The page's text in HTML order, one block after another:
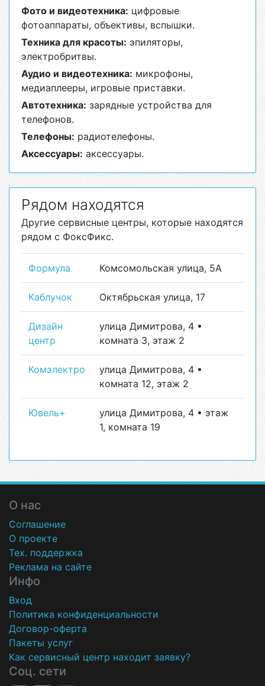
Фото и видеотехника: цифровые
фотоаппараты, объективы, вспышки.
Техника для красоты: эпиляторы,
электробритвы.
Аудио и видеотехника: микрофоны,
медиаплееры, игровые приставки.
Автотехника: зарядные устройства для
телефонов.
Телефоны: радиотелефоны.
Аксессуары: аксессуары.
Рядом находятся
Другие сервисные центры, которые находятся
рядом с ФоксФикс.
Формула Комсомольская улица, 5А
Каблучок Октябрьская улица, 17
Дизайн
центр
улица Димитрова, 4 •
комната 3, этаж 2
Комэлектро
улица Димитрова, 4 •
комната 12, этаж 2
Ювель+
улица Димитрова, 4 • этаж
1, комната 19
О нас
Соглашение
О проекте
Тех. поддержка
Реклама на сайте
Инфо
Вход
Политика конфиденциальности
Договор-оферта
Пакеты услуг
Как сервисный центр находит заявку?
Соц. сети